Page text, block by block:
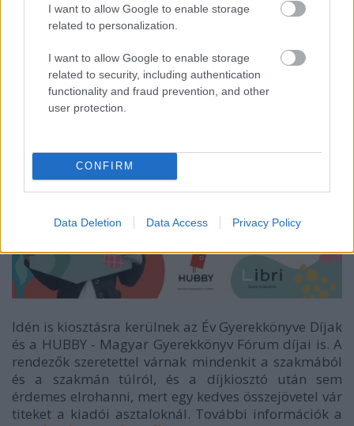
I want to allow Google to enable storage
related to personalization.
I want to allow Google to enable storage
related to security, including authentication
functionality and fraud prevention, and other
user protection.
CONFIRM
Data Deletion Data Access Privacy Policy
Müller Péterrel, Nógrádi Gáborral- csak néhányukat
említve.
Év Gyerekkönyve Díj - 2023 -
díjkiosztó ünnepség
2023. június 10. 18.30, Vigadó téri színpad
Idén is kiosztásra kerülnek az Év Gyerekkönyve Díjak
és a HUBBY - Magyar Gyerekkönyv Fórum díjai is. A
rendezők szeretettel várnak mindenkit a szakmából
és a szakmán túlról, és a díjkiosztó után sem
érdemes elrohanni, mert egy kedves összejövetel vár
titeket a kiadói asztaloknál. További információk a